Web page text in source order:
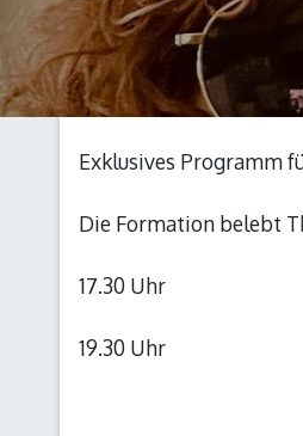
Exklusives Programm
Die Formation belebt
17.30 Uhr
19.30 Uhr